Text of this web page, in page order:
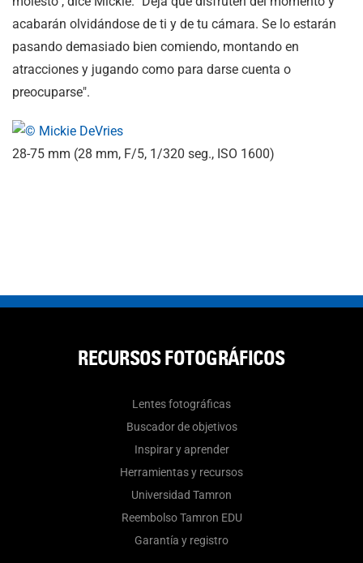
acabarán olvidándose de ti y de tu cámara. Se lo estarán
pasando demasiado bien comiendo, montando en
atracciones y jugando como para darse cuenta o
preocuparse".
28-75 mm (28 mm, F/5, 1/320 seg., ISO 1600)
RECURSOS FOTOGRÁFICOS
Lentes fotográficas
Buscador de objetivos
Inspirar y aprender
Herramientas y recursos
Universidad Tamron
Reembolso Tamron EDU
Garantía y registro